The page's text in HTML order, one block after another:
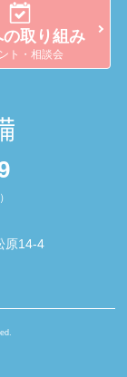
原14-4
取り組み
ト・相談会